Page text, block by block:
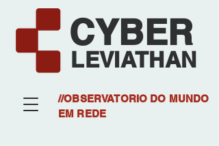
CYBER
LEVIATHAN
//OBSERVATORIO DO MUNDO
EM REDE